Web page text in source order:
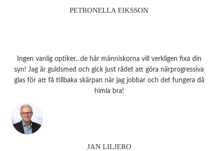
PETRONELLA EIKSSON
Ingen vanlig optiker.. de här människorna vill verkligen fixa din
syn! Jag är guldsmed och gick just rådet att göra närprogressiva
glas för att få tillbaka skärpan när jag jobbar och det fungera då
himla bra!
JAN LILJERO